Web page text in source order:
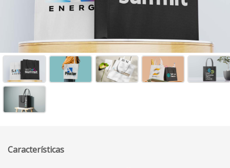
Características